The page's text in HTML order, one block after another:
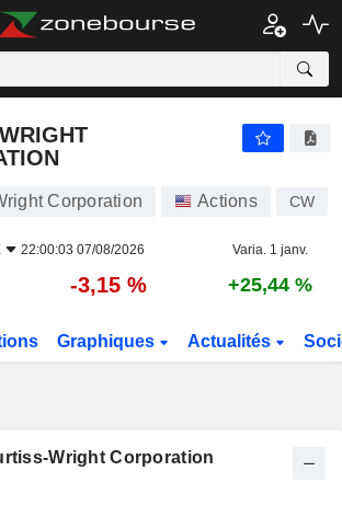
Corporation Actions CW
22:00:03 07/08/2026 Varia. 1 janv.
-3,15 % +25,44 %
Graphiques Actualités
Wright Corporation